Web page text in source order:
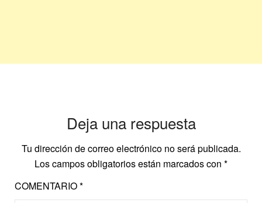
Deja una respuesta
Tu dirección de correo electrónico no será publicada.
Los campos obligatorios están marcados con *
COMENTARIO*